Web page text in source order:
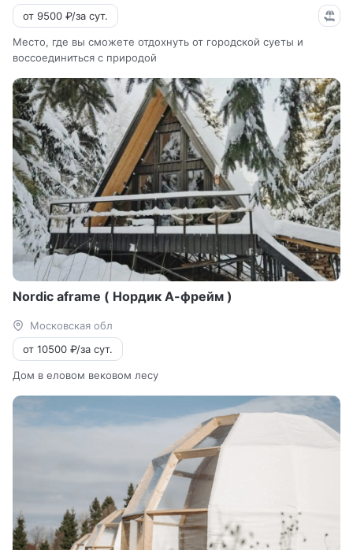
от 9500 ₽/за сут.
Место, где вы сможете отдохнуть от городской суеты и
воссоединиться с природой
Nordic aframe ( Нордик А-фрейм )
Московская обл
от 10500 ₽/за сут.
Дом в еловом вековом лесу